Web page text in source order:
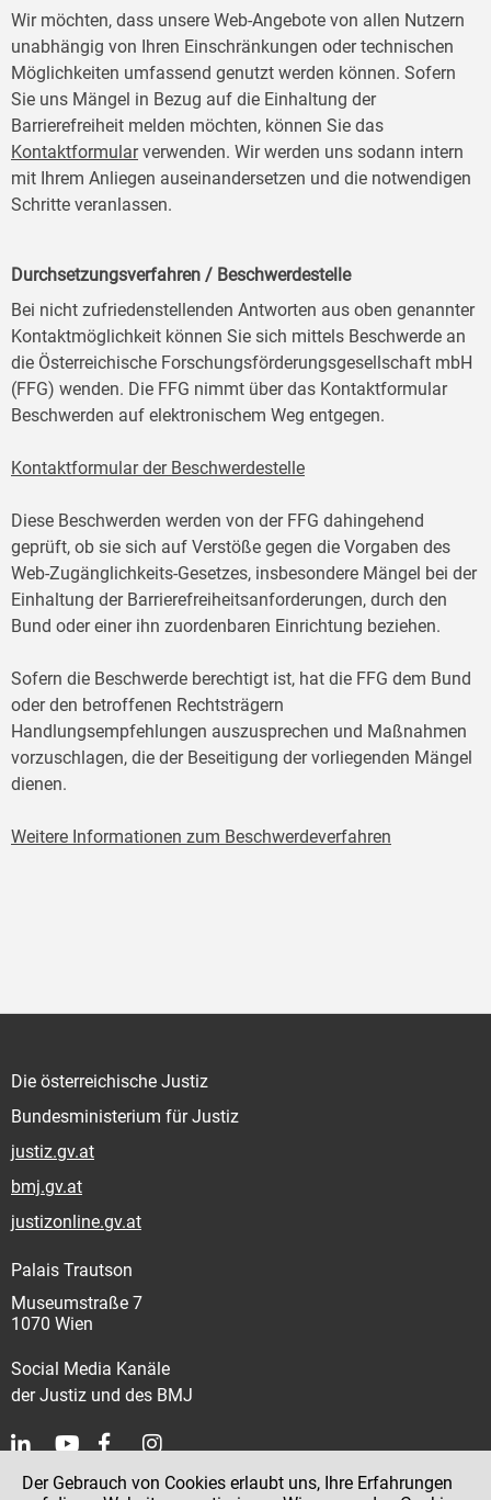
Wir möchten, dass unsere Web-Angebote von allen Nutzern
unabhängig von Ihren Einschränkungen oder technischen
Möglichkeiten umfassend genutzt werden können. Sofern
Sie uns Mängel in Bezug auf die Einhaltung der
Barrierefreiheit melden möchten, können Sie das
Kontaktformularverwenden. Wir werden uns sodann intern
mit Ihrem Anliegen auseinandersetzen und die notwendigen
Schritte veranlassen.
Durchsetzungsverfahren / Beschwerdestelle
Bei nicht zufriedenstellenden Antworten aus oben genannter
Kontaktmöglichkeit können Sie sich mittels Beschwerde an
die Österreichische Forschungsförderungsgesellschaft mbH
(FFG) wenden. Die FFG nimmt über das Kontaktformular
Beschwerden auf elektronischem Weg entgegen.
Kontaktformular der Beschwerdestelle
Diese Beschwerden werden von der FFG dahingehend
geprüft, ob sie sich auf Verstöße gegen die Vorgaben des
Web-Zugänglichkeits-Gesetzes, insbesondere Mängel bei der
Einhaltung der Barrierefreiheitsanforderungen, durch den
Bund oder einer ihn zuordenbaren Einrichtung beziehen.
Sofern die Beschwerde berechtigt ist, hat die FFG dem Bund
oder den betroffenen Rechtsträgern
Handlungsempfehlungen auszusprechen und Maßnahmen
vorzuschlagen, die der Beseitigung der vorliegenden Mängel
dienen.
Weitere Informationen zum Beschwerdeverfahren
Die österreichische Justiz
Bundesministerium für Justiz
justiz.gv.at
bmj.gv.at
justizonline.gv.at
Palais Trautson
Museumstraße 7
1070 Wien
Social Media Kanäle
der Justiz und des BMJ
Kontakt
Der Gebrauch von Cookies erlaubt uns, Ihre Erfahrungen